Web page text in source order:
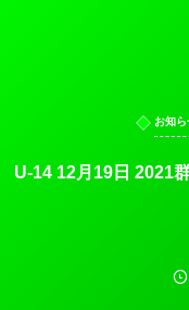
お知ら
U-14 12月19日 2021